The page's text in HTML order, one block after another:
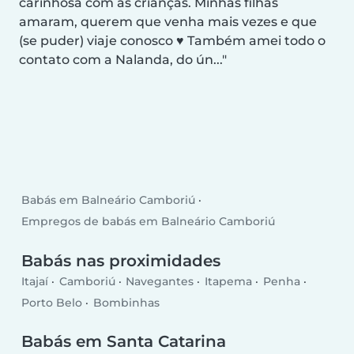
amaram, querem que venha mais vezes e que
(se puder) viaje conosco ♥️ Também amei todo o
contato com a Nalanda, do ún...
Babás em Balneário Camboriú
Empregos de babás em Balneário Camboriú
Babás nas proximidades
Itajaí Camboriú Navegantes Itapema
Penha
Porto Belo
Bombinhas
Babás em Santa Catarina